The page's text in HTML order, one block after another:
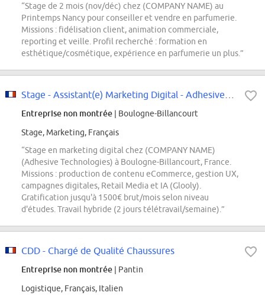
“Stage de 2 mois (nov/déc) chez (COMPANY NAME) au
Printemps Nancy pour conseiller et vendre en parfumerie.
Missions : fidélisation client, animation commerciale,
reporting et veille. Profil recherché : formation en
esthétique/cosmétique, expérience en parfumerie un plus.”
Entreprise non montrée | Boulogne-Billancourt
Stage, Marketing, Français
“Stage en marketing digital chez (COMPANY NAME)
(Adhesive Technologies) à Boulogne-Billancourt, France.
Missions : production de contenu eCommerce, gestion UX,
campagnes digitales, Retail Media et IA (Glooly).
Gratification jusqu'à 1500€ brut/mois selon niveau
d'études. Travail hybride (2 jours télétravail/semaine).”
CDD - Chargé de Qualité Chaussures
Entreprise non montrée | Pantin
Logistique, Français, Italien